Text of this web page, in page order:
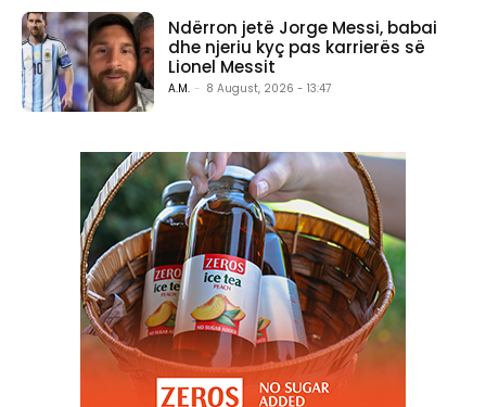
Ndërron jetë Jorge Messi, babai
dhe njeriu kyç pas karrierës së
Lionel Messit
A.M. - 8 August, 2026 - 13:47